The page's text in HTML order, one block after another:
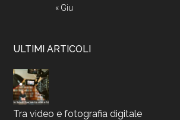
« Giu
ULTIMI ARTICOLI
Tra video e fotografia digitale